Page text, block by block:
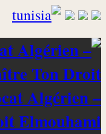
Algérien –
Elmouhami